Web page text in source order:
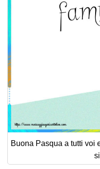
Buona Pasqua a tutti voi